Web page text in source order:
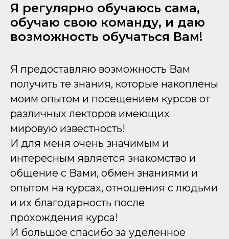
Я регулярно обучаюсь сама,
обучаю свою команду, и даю
возможность обучаться Вам!
Я предоставляю возможность Вам
получить те знания, которые накоплены
моим опытом и посещением курсов от
различных лекторов имеющих
мировую известность!
И для меня очень значимым и
интересным является знакомство и
общение с Вами, обмен знаниями и
опытом на курсах, отношения с людьми
и их благодарность после
прохождения курса!
И большое спасибо за уделенное